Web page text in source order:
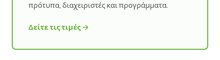
πρότυπα, διαχειριστές και προγράμματα.
Δείτε τις τιμές →